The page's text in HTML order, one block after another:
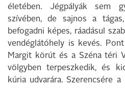
életében. Jégpályák sem
szívében, de sajnos a
befogadni képes, ráadásul
vendéglátóhely is kevés.
Margit körút és a Széna téri
völgyben terpeszkedik, és
kúria udvarára. Szerencsére